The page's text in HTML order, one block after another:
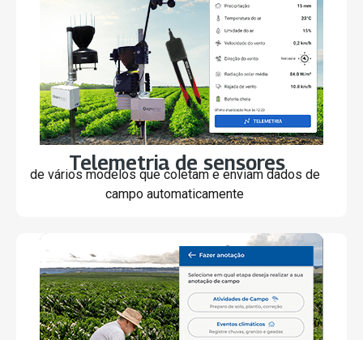
Telemetria de sensores
de vários modelos que coletam e enviam dados de
campo automaticamente